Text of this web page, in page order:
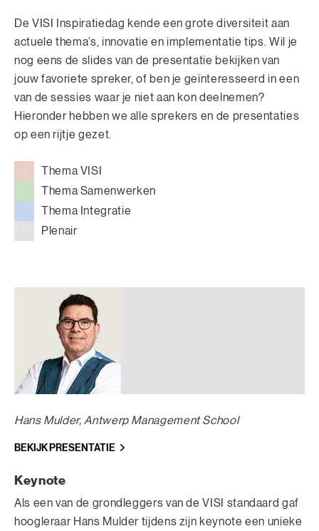
De VISI Inspiratiedag kende een grote diversiteit aan
actuele thema’s, innovatie en implementatie tips. Wil je
nog eens de slides van de presentatie bekijken van
jouw favoriete spreker, of ben je geïnteresseerd in een
van de sessies waar je niet aan kon deelnemen?
Hieronder hebben we alle sprekers en de presentaties
op een rijtje gezet.
Thema VISI
Thema Samenwerken
Thema Integratie
Plenair
Hans Mulder, Antwerp Management School
BEKIJK PRESENTATIE
Keynote
Als een van de grondleggers van de VISI standaard gaf
hoogleraar Hans Mulder tijdens zijn keynote een unieke